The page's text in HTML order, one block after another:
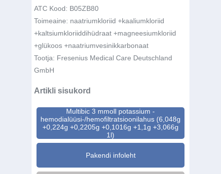
ATC Kood: B05ZB80
Toimeaine: naatriumkloriid +kaaliumkloriid
+kaltsiumkloriiddihüdraat +magneesiumkloriid
+glükoos +naatriumvesinikkarbonaat
Tootja: Fresenius Medical Care Deutschland
GmbH
Artikli sisukord
Multibic 3 mmoll potassium -
hemodialüüsi-/hemofiltratsioonilahus (6,048g
+0,224g +0,2205g +0,1016g +1,1g +3,066g
1l)
Pakendi infoleht